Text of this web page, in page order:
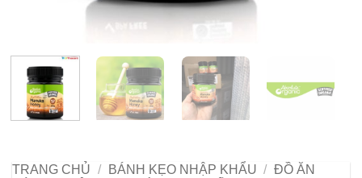
TRANG CHỦ / BÁNH KẸO NHẬP KHẨU / ĐỒ ĂN